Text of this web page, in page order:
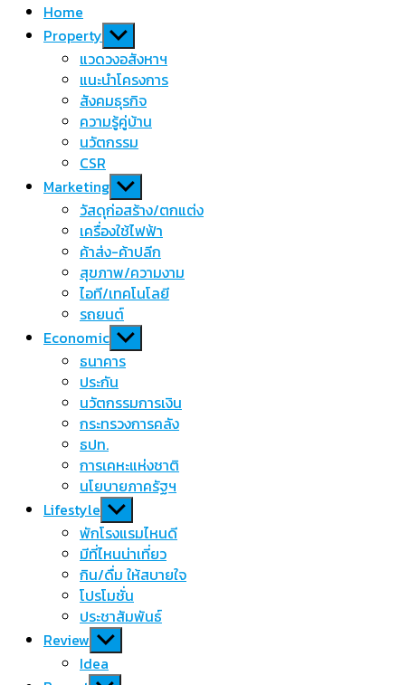
Home
Property Show
sub
menu
แวดวงอสังหาฯ
แนะนำโครงการ
สังคมธุรกิจ
ความรู้คู่บ้าน
นวัตกรรม
CSR
Marketing Show
sub
menu
วัสดุก่อสร้าง/ตกแต่ง
เครื่องใช้ไฟฟ้า
ค้าส่ง-ค้าปลีก
สุขภาพ/ความงาม
ไอที/เทคโนโลยี
รถยนต์
Economic Show
sub
menu
ธนาคาร
ประกัน
นวัตกรรมการเงิน
กระทรวงการคลัง
ธปท.
การเคหะแห่งชาติ
นโยบายภาครัฐฯ
Lifestyle Show
sub
menu
พักโรงแรมไหนดี
มีที่ไหนน่าเที่ยว
กิน/ดื่ม ให้สบายใจ
โปรโมชั่น
ประชาสัมพันธ์
Review Show
sub
menu
Idea